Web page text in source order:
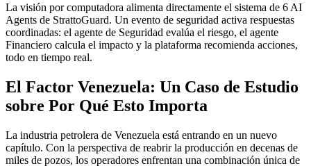
La visión por computadora alimenta directamente el sistema de 6 AI
Agents de StrattoGuard. Un evento de seguridad activa respuestas
coordinadas: el agente de Seguridad evalúa el riesgo, el agente
Financiero calcula el impacto y la plataforma recomienda acciones,
todo en tiempo real.
El Factor Venezuela: Un Caso de Estudio
sobre Por Qué Esto Importa
La industria petrolera de Venezuela está entrando en un nuevo
capítulo. Con la perspectiva de reabrir la producción en decenas de
miles de pozos, los operadores enfrentan una combinación única de